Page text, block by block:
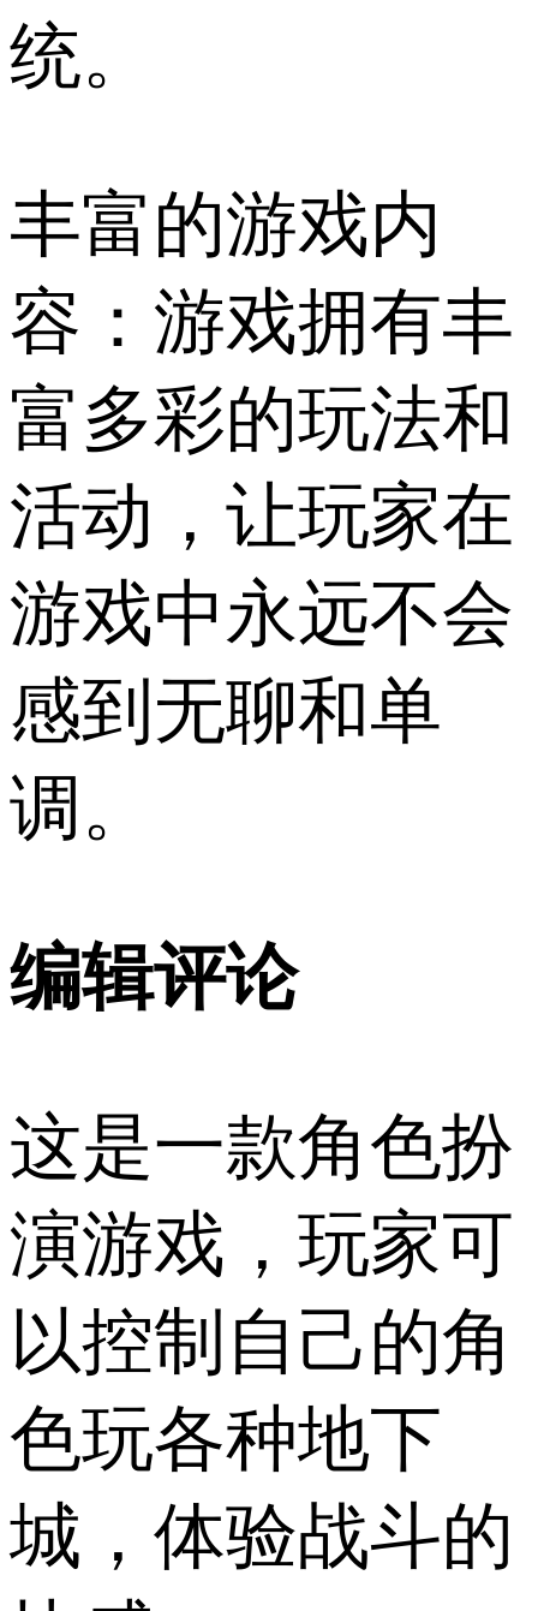
统。
丰富的游戏内
容：游戏拥有丰
富多彩的玩法和
活动，让玩家在
游戏中永远不会
感到无聊和单
调。
编辑评论
这是一款角色扮
演游戏，玩家可
以控制自己的角
色玩各种地下
城，体验战斗的